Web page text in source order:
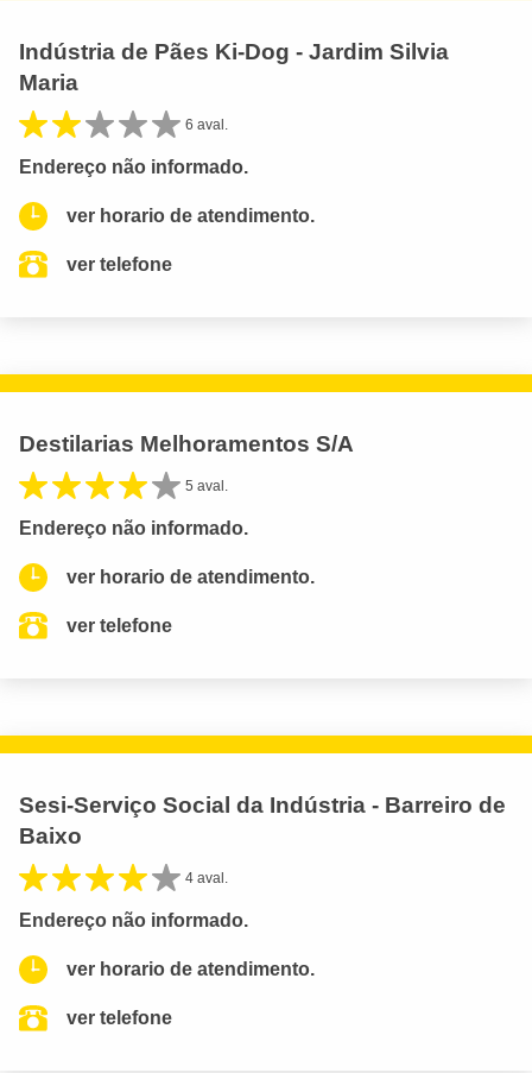
Indústria de Pães Ki-Dog - Jardim Silvia
Maria
6 aval.
Endereço não informado.
ver horario de atendimento.
ver telefone
Destilarias Melhoramentos S/A
5 aval.
Endereço não informado.
ver horario de atendimento.
ver telefone
Sesi-Serviço Social da Indústria - Barreiro de
Baixo
4 aval.
Endereço não informado.
ver horario de atendimento.
ver telefone